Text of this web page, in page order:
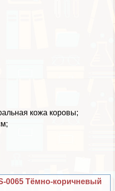
кожа коровы;
0065 Тёмно-коричневый